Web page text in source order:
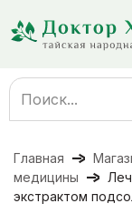
содержанию
Search
for:
Главная
медицины
экстрактом